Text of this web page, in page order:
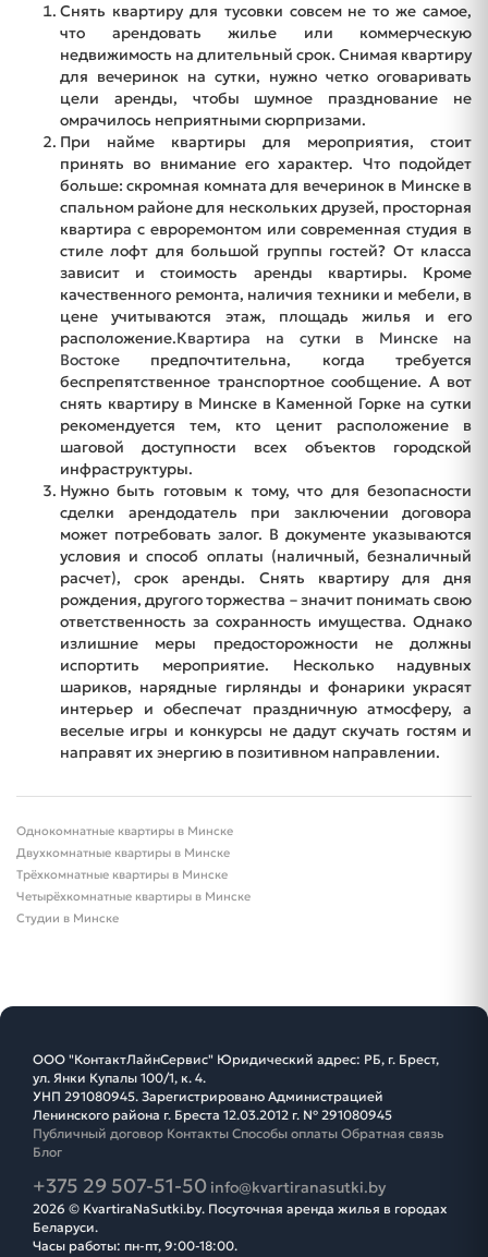
Снять квартиру для тусовки совсем не то же самое,
что арендовать жилье или коммерческую
недвижимость на длительный срок. Снимая квартиру
для вечеринок на сутки, нужно четко оговаривать
цели аренды, чтобы шумное празднование не
омрачилось неприятными сюрпризами.
При найме квартиры для мероприятия, стоит
принять во внимание его характер. Что подойдет
больше: скромная комната для вечеринок в Минске в
спальном районе для нескольких друзей, просторная
квартира с евроремонтом или современная студия в
стиле лофт для большой группы гостей? От класса
зависит и стоимость аренды квартиры. Кроме
качественного ремонта, наличия техники и мебели, в
цене учитываются этаж, площадь жилья и его
расположение.Квартира на сутки в Минске на
Востоке предпочтительна, когда требуется
беспрепятственное транспортное сообщение. А вот
снять квартиру в Минске в Каменной Горке на сутки
рекомендуется тем, кто ценит расположение в
шаговой доступности всех объектов городской
инфраструктуры.
Нужно быть готовым к тому, что для безопасности
сделки арендодатель при заключении договора
может потребовать залог. В документе указываются
условия и способ оплаты (наличный, безналичный
расчет), срок аренды. Снять квартиру для дня
рождения, другого торжества – значит понимать свою
ответственность за сохранность имущества. Однако
излишние меры предосторожности не должны
испортить мероприятие. Несколько надувных
шариков, нарядные гирлянды и фонарики украсят
интерьер и обеспечат праздничную атмосферу, а
веселые игры и конкурсы не дадут скучать гостям и
направят их энергию в позитивном направлении.
Однокомнатные квартиры в Минске
Двухкомнатные квартиры в Минске
Трёхкомнатные квартиры в Минске
Четырёхкомнатные квартиры в Минске
Студии в Минске
ООО "КонтактЛайнСервис" Юридический адрес: РБ, г. Брест,
ул. Янки Купалы 100/1, к. 4.
УНП 291080945. Зарегистрировано Администрацией
Ленинского района г. Бреста 12.03.2012 г. № 291080945
Публичный договор Контакты Способы оплаты Обратная связь
Блог
+375 29 507-51-50 info@kvartiranasutki.by
2026 © KvartiraNaSutki.by. Посуточная аренда жилья в городах
Беларуси.
Часы работы: пн-пт, 9:00-18:00.